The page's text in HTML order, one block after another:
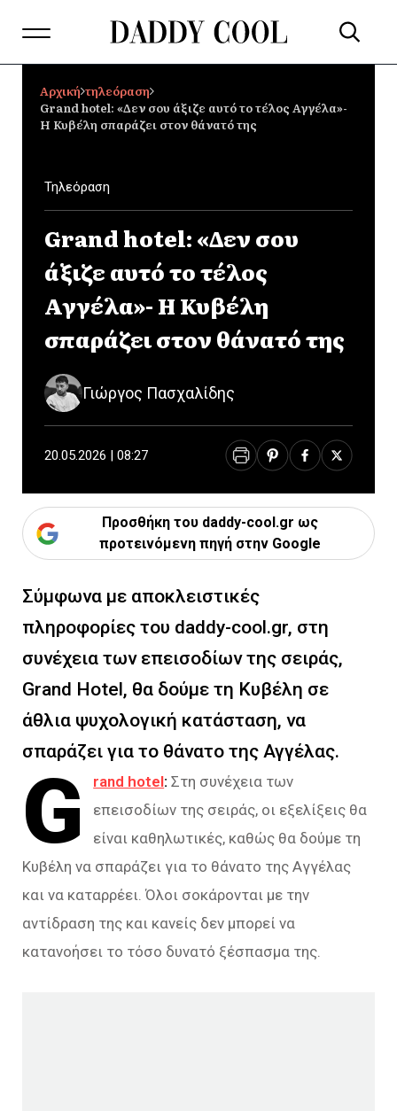
Αρχική τηλεόραση
Grand hotel: «Δεν σου άξιζε αυτό το τέλος Αγγέλα»-
Η Κυβέλη σπαράζει στον θάνατό της
Τηλεόραση
Grand hotel: «Δεν σου
άξιζε αυτό το τέλος
Αγγέλα»- Η Κυβέλη
σπαράζει στον θάνατό της
Γιώργος Πασχαλίδης
20.05.2026 | 08:27
Προσθήκη του daddy-cool.gr ως
προτεινόμενη πηγή στην Google
Σύμφωνα με αποκλειστικές
πληροφορίες του daddy-cool.gr, στη
συνέχεια των επεισοδίων της σειράς,
Grand Hotel, θα δούμε τη Κυβέλη σε
άθλια ψυχολογική κατάσταση, να
σπαράζει για το θάνατο της Αγγέλας.
G rand hotel: Στη συνέχεια των
επεισοδίων της σειράς, οι εξελίξεις θα
είναι καθηλωτικές, καθώς θα δούμε τη
Κυβέλη να σπαράζει για το θάνατο της Αγγέλας
και να καταρρέει. Όλοι σοκάρονται με την
αντίδραση της και κανείς δεν μπορεί να
κατανοήσει το τόσο δυνατό ξέσπασμα της.